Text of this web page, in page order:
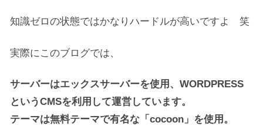
知識ゼロの状態ではかなりハードルが高いですよ 笑
実際にこのブログでは、
サーバーはエックスサーバーを使用、WORDPRESS
というCMSを利用して運営しています。
テーマは無料テーマで有名な「cocoon」を使用。